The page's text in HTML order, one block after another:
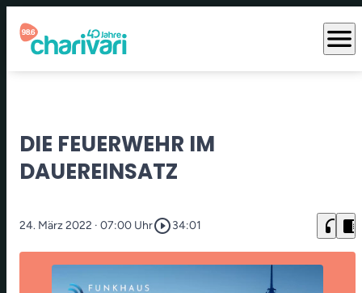
menu
DIE FEUERWEHR IM
DAUEREINSATZ
24. März 2022 · 07:00 Uhrplay_circle_outline34:01 headphones chrome_reader_mode